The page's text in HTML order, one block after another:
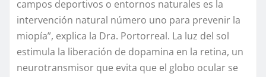
campos deportivos o entornos naturales es la
intervención natural número uno para prevenir la
miopía”, explica la Dra. Portorreal. La luz del sol
estimula la liberación de dopamina en la retina, un
neurotransmisor que evita que el globo ocular se